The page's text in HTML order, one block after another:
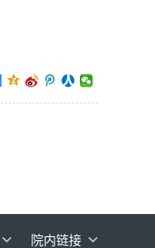
院内链接